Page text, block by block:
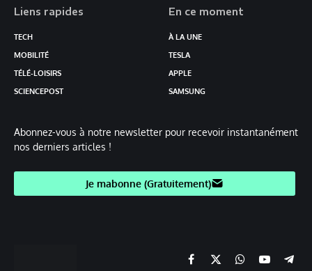
Liens rapides
TECH
MOBILITÉ
TÉLÉ-LOISIRS
SCIENCEPOST
En ce moment
À LA UNE
TESLA
APPLE
SAMSUNG
Abonnez-vous à notre newsletter pour recevoir instantanément
nos derniers articles !
Je mabonne (Gratuitement)
Facebook
X ChaineYouTube